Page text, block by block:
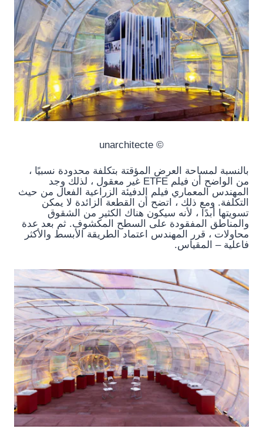
© unarchitecte
بالنسبة لمساحة العرض المؤقتة بتكلفة محدودة نسبيًا ،
من الواضح أن فيلم ETFE غير معقول ، لذلك وجد
المهندس المعماري فيلم الدفيئة الزراعية الفعال من حيث
التكلفة. ومع ذلك ، اتضح أن القطعة الزائدة لا يمكن
تسويتها أبدًا ، لأنه سيكون هناك الكثير من الشقوق
والمناطق المفقودة على السطح المكشوف. ثم بعد عدة
محاولات ، قرر المهندس اعتماد الطريقة الأبسط والأكثر
فاعلية – المقياس.